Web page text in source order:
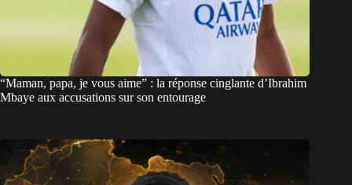
“Maman, papa, je vous aime” : la réponse cinglante d’Ibrahim
Mbaye aux accusations sur son entourage